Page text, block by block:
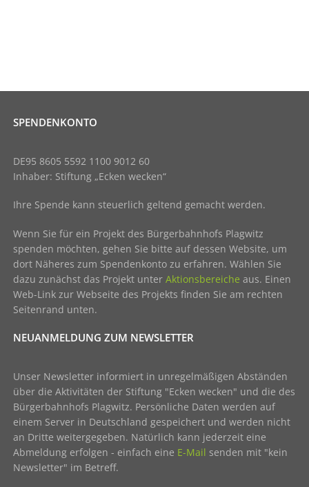
SPENDENKONTO
DE95 8605 5592 1100 9012 60
Inhaber: Stiftung „Ecken wecken“
Ihre Spende kann steuerlich geltend gemacht werden.
Wenn Sie für ein Projekt des Bürgerbahnhofs Plagwitz
spenden möchten, gehen Sie bitte auf dessen Website, um
dort Näheres zum Spendenkonto zu erfahren. Wählen Sie
dazu zunächst das Projekt unterAktionsbereiche aus. Einen
Web-Link zur Webseite des Projekts finden Sie am rechten
Seitenrand unten.
NEUANMELDUNG ZUM NEWSLETTER
Unser Newsletter informiert in unregelmäßigen Abständen
über die Aktivitäten der Stiftung "Ecken wecken" und die des
Bürgerbahnhofs Plagwitz. Persönliche Daten werden auf
einem Server in Deutschland gespeichert und werden nicht
an Dritte weitergegeben. Natürlich kann jederzeit eine
Abmeldung erfolgen - einfach eine E-Mail senden mit "kein
Newsletter" im Betreff.